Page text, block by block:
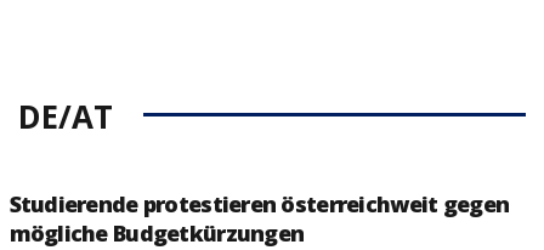
DE/AT
Studierende protestieren österreichweit gegen
mögliche Budgetkürzungen